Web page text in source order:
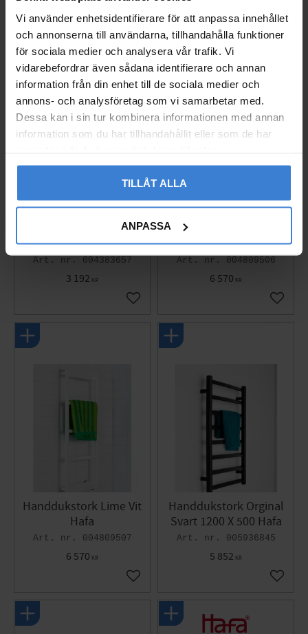
Vi använder enhetsidentifierare för att anpassa innehållet
och annonserna till användarna, tillhandahålla funktioner
för sociala medier och analysera vår trafik. Vi
vidarebefordrar även sådana identifierare och annan
information från din enhet till de sociala medier och
annons- och analysföretag som vi samarbetar med.
Dessa kan i sin tur kombinera informationen med annan
information som du har tillhandahållit eller som de har
TILLÅT ALLA
ANPASSA
KR
Lägg till i favoriter Lägg
Handdukstork Ellips Kr
om 770 X 600 Hafa
004383657
3 192 KR
Lägg till i favoriter
Handdukstork Lime Ro
stfritt Polerat Hafa
004809506
6 570 KR
Lägg
Handdukstork Lime Vit
Hafa
004809507
6 570 KR
Lägg till i favoriter
Handdukstork Orginal
Svart 1200 X 500 Hafa
005936845
5 852 KR
Lägg